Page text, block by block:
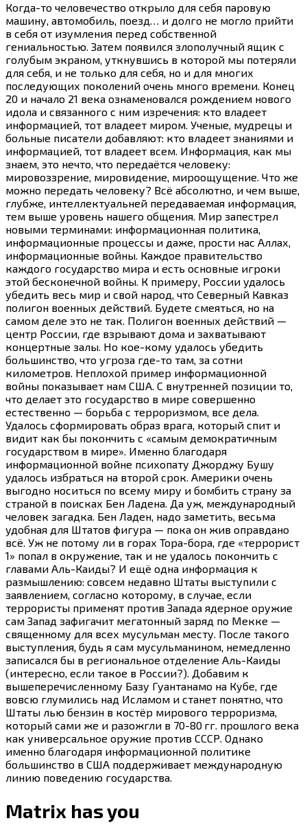
Когда-то человечество открыло для себя паровую
машину, автомобиль, поезд… и долго не могло прийти
в себя от изумления перед собственной
гениальностью. Затем появился злополучный ящик с
голубым экраном, уткнувшись в которой мы потеряли
для себя, и не только для себя, но и для многих
последующих поколений очень много времени. Конец
20 и начало 21 века ознаменовался рождением нового
идола и связанного с ним изречения: кто владеет
информацией, тот владеет миром. Ученые, мудрецы и
больные писатели добавляют: кто владеет знаниями и
информацией, тот владеет всем. Информация, как мы
знаем, это нечто, что передаётся человеку:
мировоззрение, мировидение, мироощущение. Что же
можно передать человеку? Всё абсолютно, и чем выше,
глубже, интеллектуальней передаваемая информация,
тем выше уровень нашего общения. Мир запестрел
новыми терминами: информационная политика,
информационные процессы и даже, прости нас Аллах,
информационные войны. Каждое правительство
каждого государство мира и есть основные игроки
этой бесконечной войны. К примеру, России удалось
убедить весь мир и свой народ, что Северный Кавказ
полигон военных действий. Будете смеяться, но на
самом деле это не так. Полигон военных действий —
центр России, где взрывают дома и захватывают
концертные залы. Но кое-кому удалось убедить
большинство, что угроза где-то там, за сотни
километров. Неплохой пример информационной
войны показывает нам США. С внутренней позиции то,
что делает это государство в мире совершенно
естественно — борьба с терроризмом, все дела.
Удалось сформировать образ врага, который спит и
видит как бы покончить с «самым демократичным
государством в мире». Именно благодаря
информационной войне психопату Джорджу Бушу
удалось избраться на второй срок. Америки очень
выгодно носиться по всему миру и бомбить страну за
страной в поисках Бен Ладена. Да уж, международный
человек загадка. Бен Ладен, надо заметить, весьма
удобная для Штатов фигура — пока он жив оправдано
всё. Уж не потому ли в горах Тора-бора, где «террорист
1» попал в окружение, так и не удалось покончить с
главами Аль-Каиды? И ещё одна информация к
размышлению: совсем недавно Штаты выступили с
заявлением, согласно которому, в случае, если
террористы применят против Запада ядерное оружие
сам Запад зафигачит мегатонный заряд по Мекке —
священному для всех мусульман месту. После такого
выступления, будь я сам мусульманином, немедленно
записался бы в региональное отделение Аль-Каиды
(интересно, если такое в России?). Добавим к
вышеперечисленному Базу Гуантанамо на Кубе, где
вовсю глумились над Исламом и станет понятно, что
Штаты лью бензин в костёр мирового терроризма,
который сами же и разожгли в 70-80 гг. прошлого века
как универсальное оружие против СССР. Однако
именно благодаря информационной политике
большинство в США поддерживает международную
линию поведению государства.
Matrix has you